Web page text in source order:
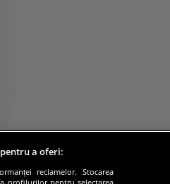
a oferi:
reclamelor. Stocarea